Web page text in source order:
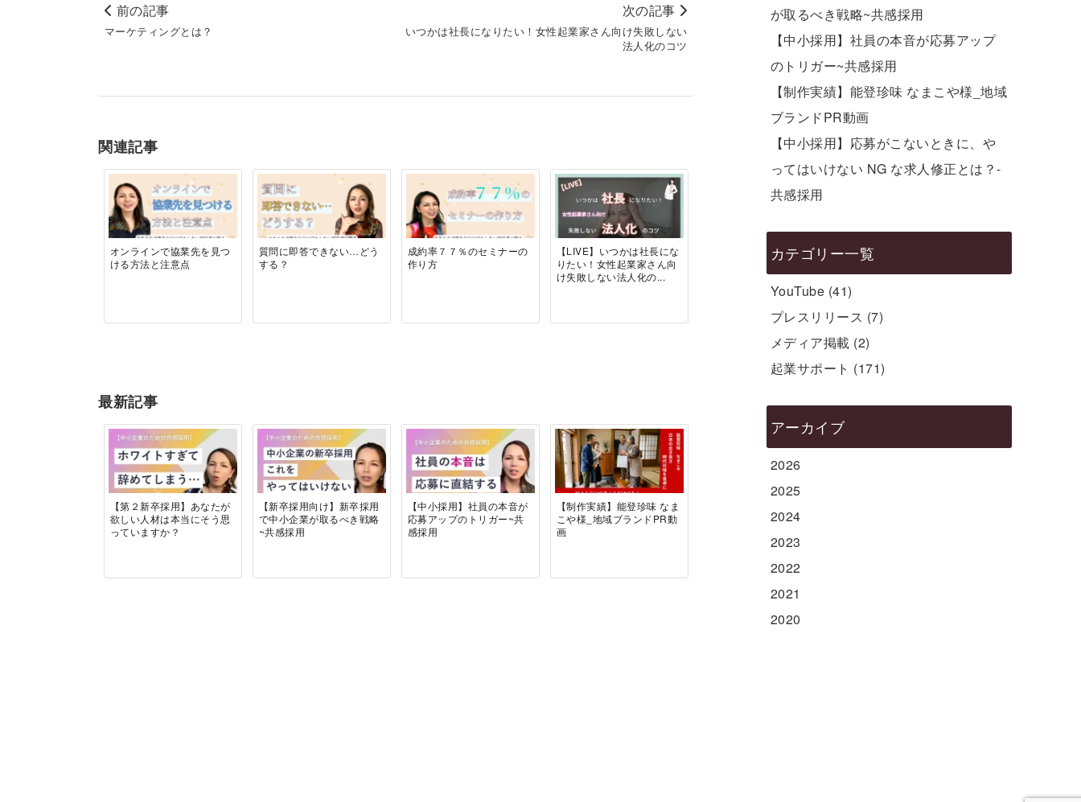
前の記事
マーケティングとは？
次の記事
いつかは社長になりたい！女性起業家さん向け失敗しない
法人化のコツ
関連記事
オンラインで協業先を見つ
ける方法と注意点
質問に即答できない…どう
する？
成約率７７％のセミナーの
作り方
【LIVE】いつかは社長にな
りたい！女性起業家さん向
け失敗しない法人化の...
最新記事
【第２新卒採用】あなたが
欲しい人材は本当にそう思
っていますか？
【新卒採用向け】新卒採用
で中小企業が取るべき戦略
~共感採用
【中小採用】社員の本音が
応募アップのトリガー~共
感採用
【制作実績】能登珍味 なま
こや様_地域ブランドPR動
画
が取るべき戦略~共感採用
【中小採用】社員の本音が応募アップ
のトリガー~共感採用
【制作実績】能登珍味 なまこや様_地域
ブランドPR動画
【中小採用】応募がこないときに、や
ってはいけない NG な求人修正とは？-
共感採用
カテゴリー一覧
YouTube (41)
プレスリリース (7)
メディア掲載 (2)
起業サポート (171)
アーカイブ
2026
2025
2024
2023
2022
2021
2020